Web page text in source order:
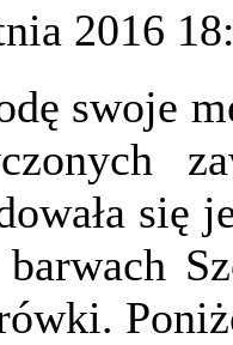
2016
swoje